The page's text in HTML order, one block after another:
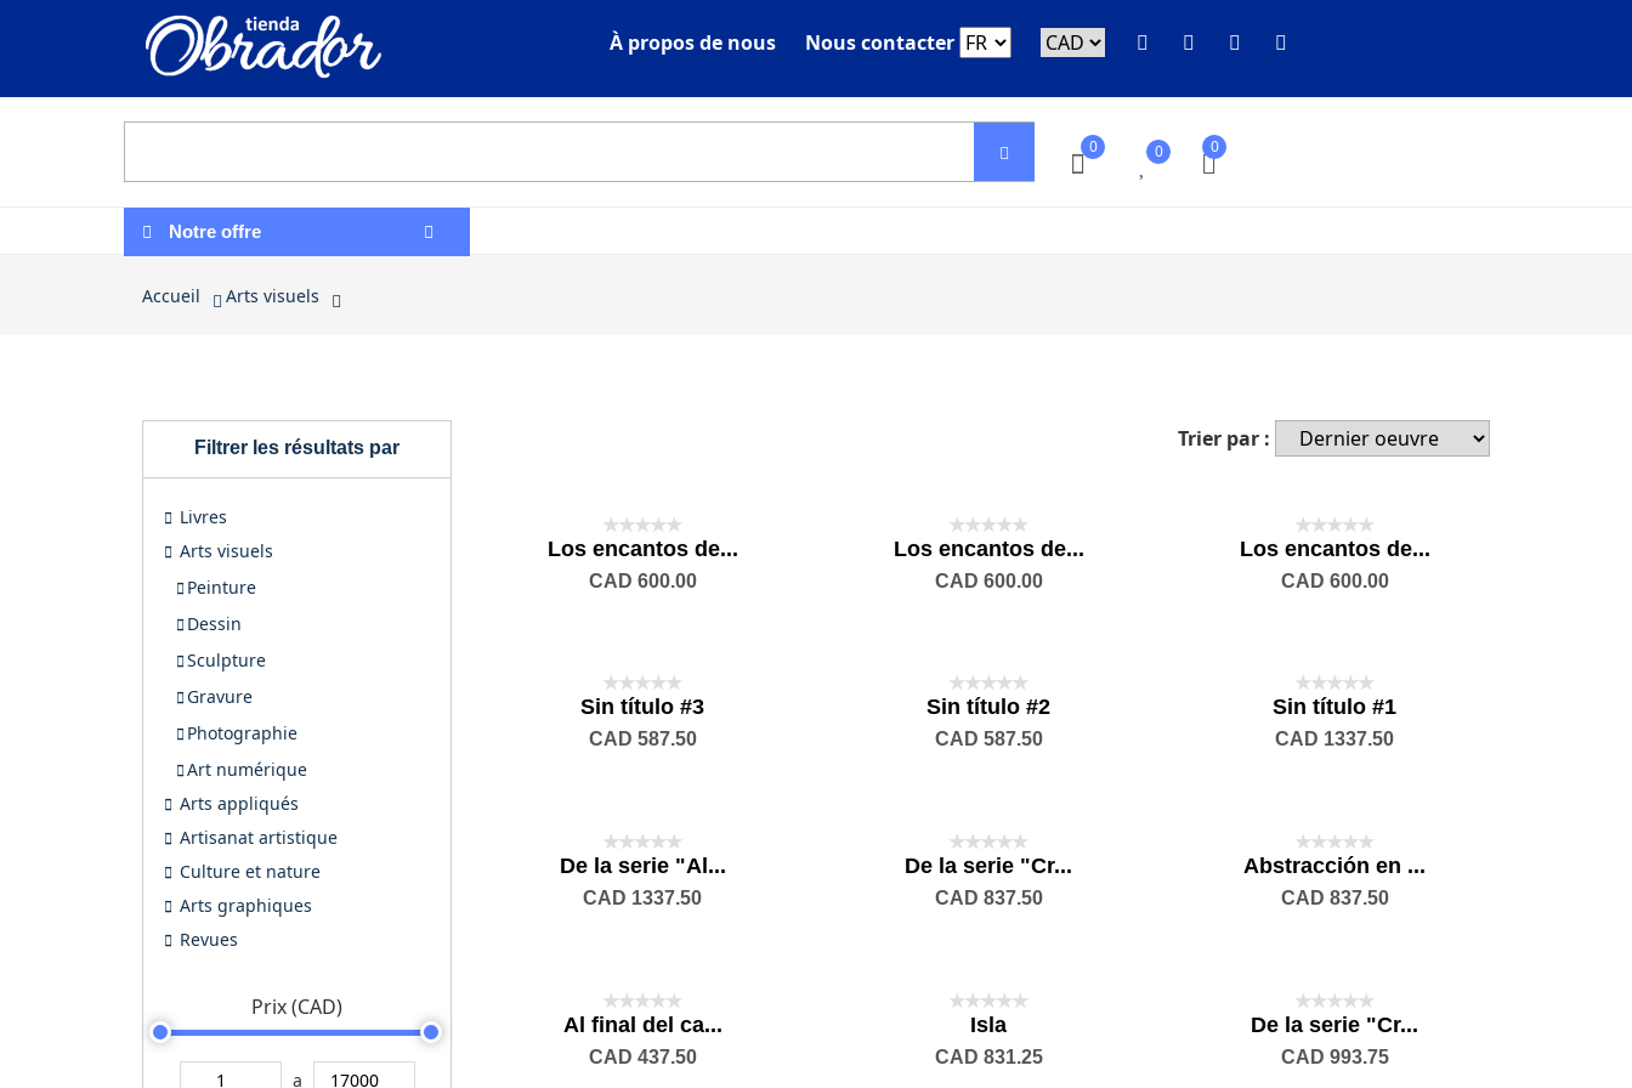
À propos de nous Nous contacter
0 0 0
Notre offre
Accueil Arts visuels
Filtrer les résultats par
Livres
Arts visuels
Peinture
Dessin
Sculpture
Gravure
Photographie
Art numérique
Arts appliqués
Artisanat artistique
Culture et nature
Arts graphiques
Revues
Prix (CAD)
a
Trier par :
Los encantos de...
CAD 600.00
Los encantos de...
CAD 600.00
Los encantos de...
CAD 600.00
Sin título #3
CAD 587.50
Sin título #2
CAD 587.50
Sin título #1
CAD 1337.50
De la serie "Al...
CAD 1337.50
De la serie "Cr...
CAD 837.50
Abstracción en ...
CAD 837.50
Al final del ca...
CAD 437.50
Isla
CAD 831.25
De la serie "Cr...
CAD 993.75